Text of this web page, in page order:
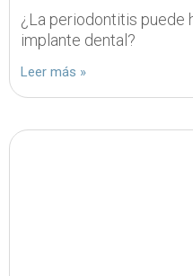
¿La periodontitis puede
implante dental?
Leer más »